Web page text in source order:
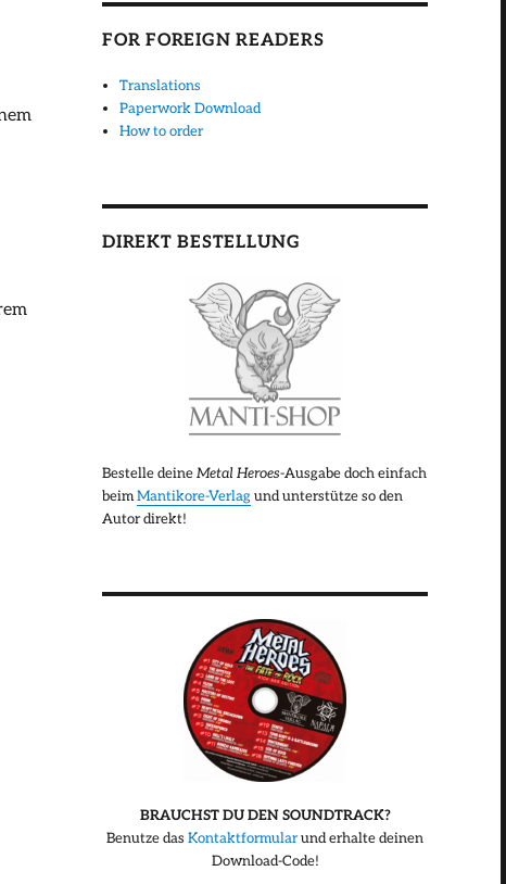
FOR FOREIGN READERS
Translations
Paperwork Download
How to order
DIREKT BESTELLUNG
Bestelle deineMetal Heroes-Ausgabe doch einfach
beimMantikore-Verlag und unterstütze so den
Autor direkt!
BRAUCHST DU DEN SOUNDTRACK?
Benutze das Kontaktformularund erhalte deinen
Download-Code!